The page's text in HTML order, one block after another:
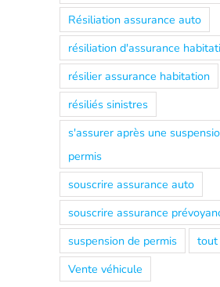
Résiliation assurance auto
résiliation d'assurance
résilier assurance habitation
résiliés sinistres
s'assurer après une
permis
souscrire assurance auto
souscrire assurance
suspension de permis
tout
Vente véhicule